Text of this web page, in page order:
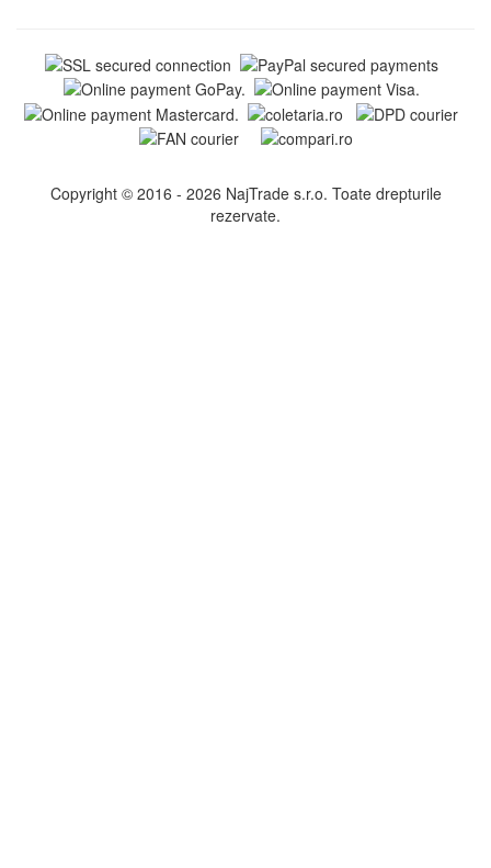
Copyright © 2016 - 2026 NajTrade s.r.o. Toate drepturile
rezervate.